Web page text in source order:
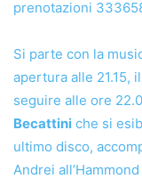
prenotazioni
Si parte con la
apertura alle 21.15,
seguire alle ore
Becattini che si
ultimo disco,
Andrei